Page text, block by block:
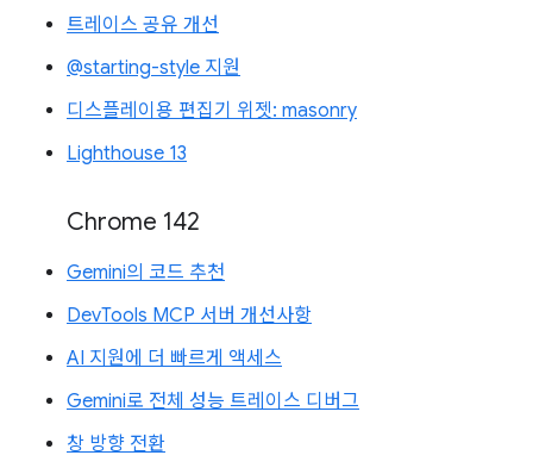
트레이스 공유 개선
@starting-style 지원
디스플레이용 편집기 위젯: masonry
Lighthouse 13
Chrome 142
Gemini의 코드 추천
DevTools MCP 서버 개선사항
AI 지원에 더 빠르게 액세스
Gemini로 전체 성능 트레이스 디버그
창 방향 전환